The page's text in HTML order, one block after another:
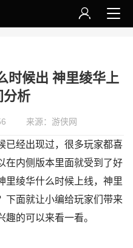
时候出 神里绫华上
分析
来源：游侠网
已经出现过，很多玩家都喜
在内侧版本里面就受到了好
里绫华什么时候上线，神里
下面就让小编给玩家们带来
的可以来看一看。